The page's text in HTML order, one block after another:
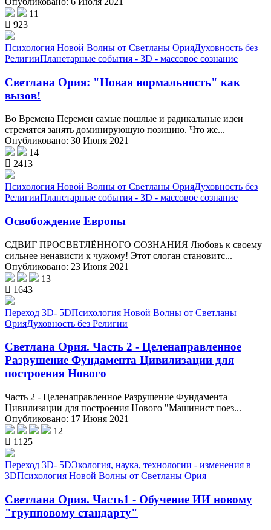
11
923
Психология Новой Волны от Светланы ОрияДуховность без
РелигииПланетарные события - 3D - массовое сознание
Светлана Ория: "Новая нормальность" как
вызов!
Во Времена Перемен самые пошлые и радикальные идеи
стремятся занять доминирующую позицию. Что же...
Опубликовано: 30 Июня 2021
14
2413
Психология Новой Волны от Светланы ОрияДуховность без
РелигииПланетарные события - 3D - массовое сознание
Освобождение Европы
СДВИГ ПРОСВЕТЛЁННОГО СОЗНАНИЯ Любовь к своему
сильнее ненависти к чужому! Этот слоган становитс...
Опубликовано: 23 Июня 2021
13
1643
Переход 3D- 5DПсихология Новой Волны от Светланы
ОрияДуховность без Религии
Светлана Ория. Часть 2 - Целенаправленное
Разрушение Фундамента Цивилизации для
построения Нового
Часть 2 - Целенаправленное Разрушение Фундамента
Цивилизации для построения Нового "Машинист поез...
Опубликовано: 17 Июня 2021
12
1125
Переход 3D- 5DЭкология, наука, технологии - изменения в
3DПсихология Новой Волны от Светланы Ория
Светлана Ория. Часть1 - Обучение ИИ новому
"групповому стандарту"